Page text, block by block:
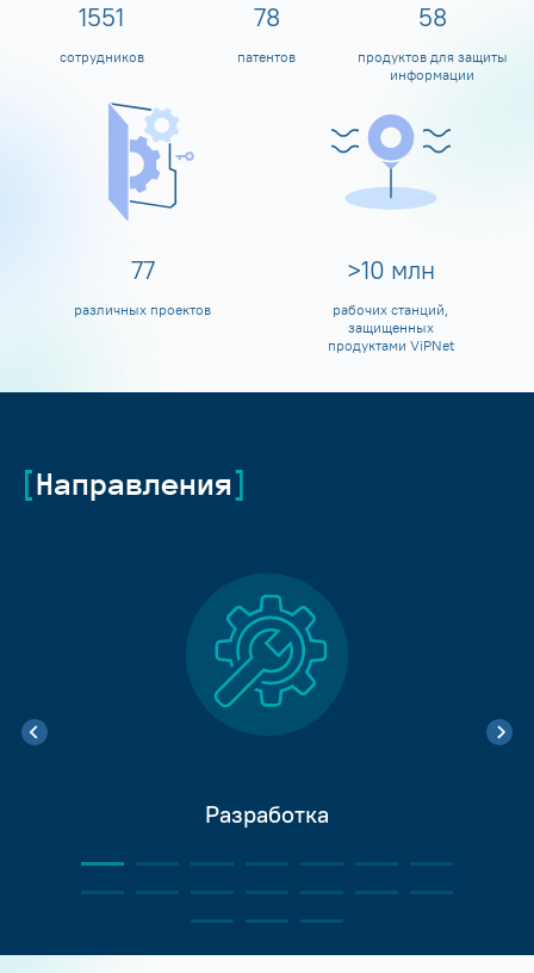
1600
сотрудников
80
патентов
60
продуктов для защиты
информации
80
различных проектов
>10 млн
рабочих станций,
защищенных
продуктами ViPNet
Направления
Разработка